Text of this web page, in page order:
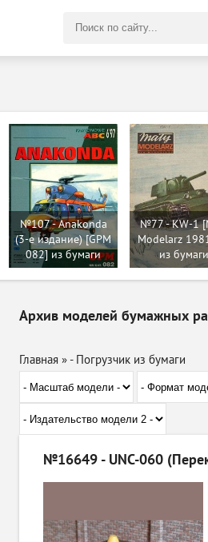
№107 - Anakonda
(3-е издание) [GPM
082] из бумаги
№77 - KW-1
Modelarz
из бумаги
Архив моделей бумажных
Главная »- Погрузчик из бумаги
№16649 - UNC-060